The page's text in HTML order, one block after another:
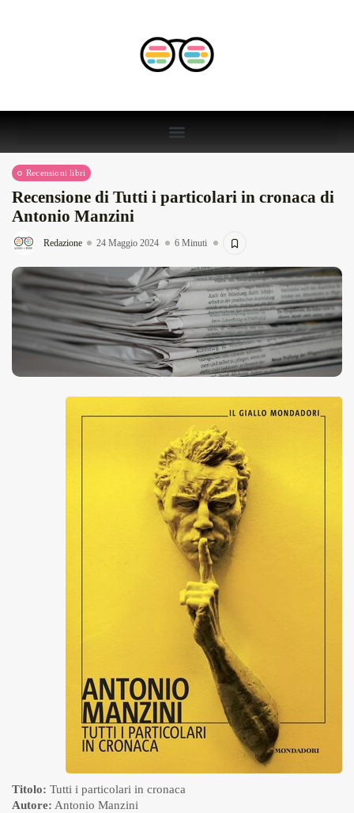
Recensioni libri
Recensione di Tutti i particolari in cronaca di
Antonio Manzini
Redazione 24 Maggio 2024 6 Minuti
Titolo: Tutti i particolari in cronaca
Autore: Antonio Manzini